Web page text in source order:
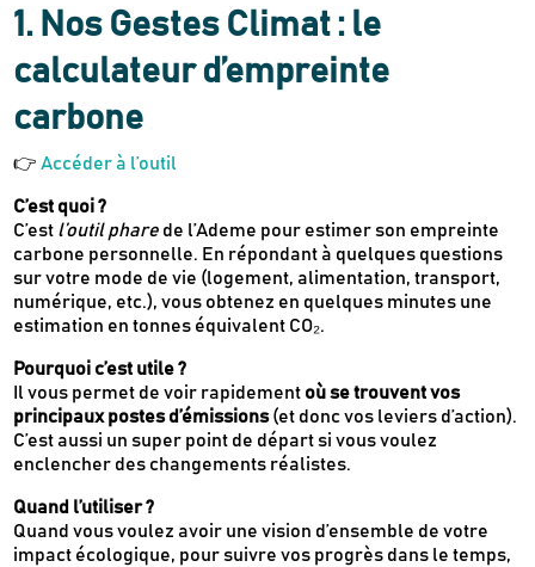
1. Nos Gestes Climat : le
calculateur d’empreinte
carbone
👉Accéder à l’outil
C’est quoi ?
C’est l’outil phare de l’Ademe pour estimer son empreinte
carbone personnelle. En répondant à quelques questions
sur votre mode de vie (logement, alimentation, transport,
numérique, etc.), vous obtenez en quelques minutes une
estimation en tonnes équivalent CO₂.
Pourquoi c’est utile ?
Il vous permet de voir rapidement où se trouvent vos
principaux postes d’émissions(et donc vos leviers d’action).
C’est aussi un super point de départ si vous voulez
enclencher des changements réalistes.
Quand l’utiliser ?
Quand vous voulez avoir une vision d’ensemble de votre
impact écologique, pour suivre vos progrès dans le temps,